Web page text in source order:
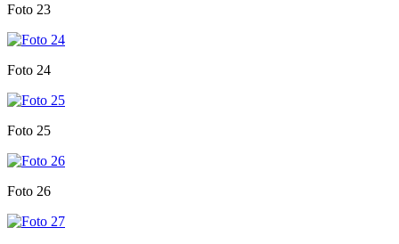
Foto 23
Foto 24
Foto 25
Foto 26